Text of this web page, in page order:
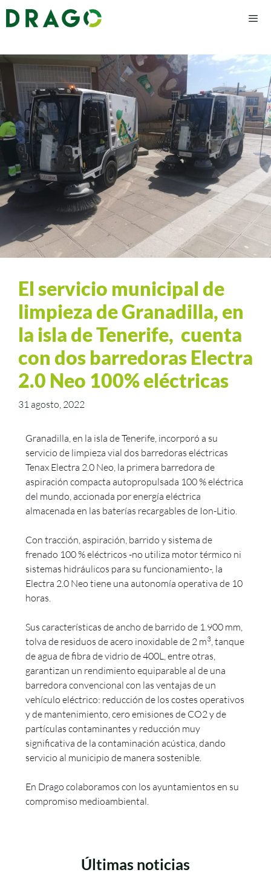
El servicio municipal de
limpieza de Granadilla, en
la isla de Tenerife, cuenta
con dos barredoras Electra
2.0 Neo 100% eléctricas
31 agosto, 2022
Granadilla, en la isla de Tenerife, incorporó a su
servicio de limpieza vial dos barredoras eléctricas
Tenax Electra 2.0 Neo, la primera barredora de
aspiración compacta autopropulsada 100 % eléctrica
del mundo, accionada por energía eléctrica
almacenada en las baterías recargables de Ion-Litio.
Con tracción, aspiración, barrido y sistema de
frenado 100 % eléctricos -no utiliza motor térmico ni
sistemas hidráulicos para su funcionamiento-, la
Electra 2.0 Neo tiene una autonomía operativa de 10
horas.
Sus características de ancho de barrido de 1.900 mm,
tolva de residuos de acero inoxidable de 2 m3, tanque
de agua de fibra de vidrio de 400L, entre otras,
garantizan un rendimiento equiparable al de una
barredora convencional con las ventajas de un
vehículo eléctrico: reducción de los costes operativos
y de mantenimiento, cero emisiones de CO2 y de
partículas contaminantes y reducción muy
significativa de la contaminación acústica, dando
servicio al municipio de manera sostenible.
En Drago colaboramos con los ayuntamientos en su
compromiso medioambiental.
Últimas noticias